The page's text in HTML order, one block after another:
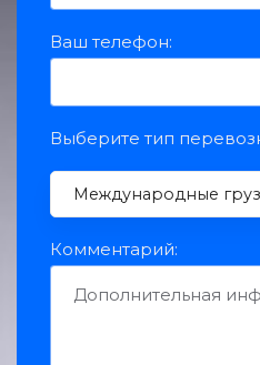
Ваш телефон:
Выберите тип
Международные
Комментарий: